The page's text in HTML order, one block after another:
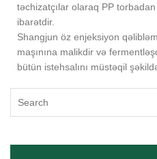
təchizatçılar olaraq PP
ibarətdir.
Shangjun öz enjeksiyon
maşınına malikdir və
bütün istehsalını müstəqil